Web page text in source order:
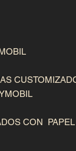
CON  PAPEL